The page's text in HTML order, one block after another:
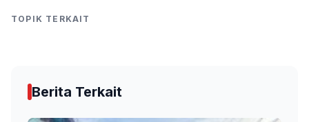
TOPIK TERKAIT
Berita Terkait